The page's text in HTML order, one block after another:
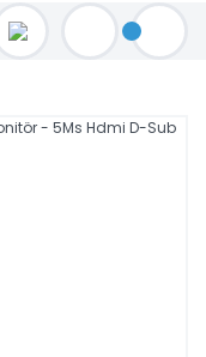
MAİL ATINIZ.